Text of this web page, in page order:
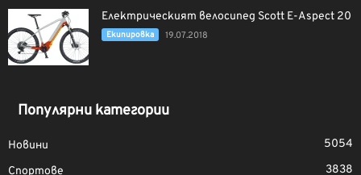
Електрическият велосипед Scott E-Aspect 20
Екипировка 19.07.2018
Популярни категории
Новини
5054
Спортове
3838